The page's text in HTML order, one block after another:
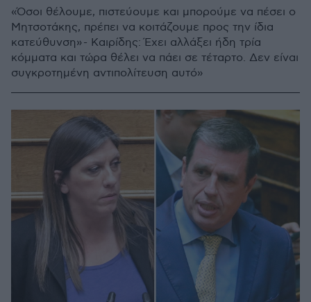
«Όσοι θέλουμε, πιστεύουμε και μπορούμε να πέσει ο
Μητσοτάκης, πρέπει να κοιτάζουμε προς την ίδια
κατεύθυνση» - Καιρίδης: Έχει αλλάξει ήδη τρία
κόμματα και τώρα θέλει να πάει σε τέταρτο. Δεν είναι
συγκροτημένη αντιπολίτευση αυτό»